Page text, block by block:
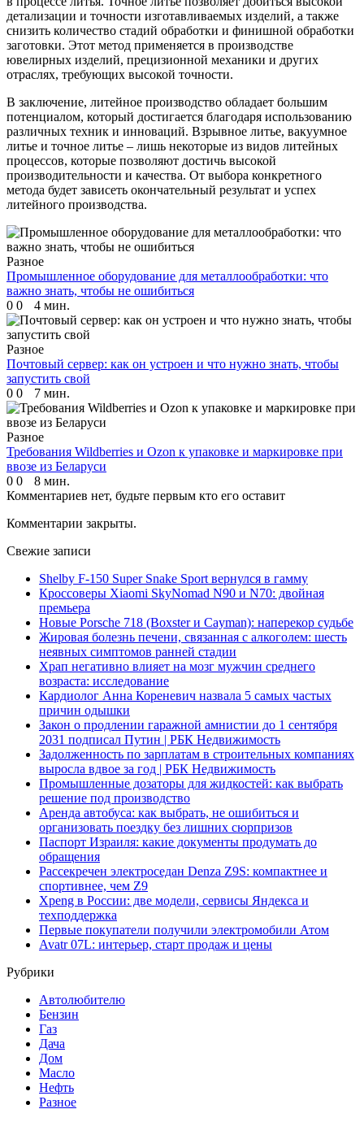
детализации и точности изготавливаемых изделий, а также
снизить количество стадий обработки и финишной обработки
заготовки. Этот метод применяется в производстве
ювелирных изделий, прецизионной механики и других
отраслях, требующих высокой точности.
В заключение, литейное производство обладает большим
потенциалом, который достигается благодаря использованию
различных техник и инноваций. Взрывное литье, вакуумное
литье и точное литье – лишь некоторые из видов литейных
процессов, которые позволяют достичь высокой
производительности и качества. От выбора конкретного
метода будет зависеть окончательный результат и успех
литейного производства.
Разное
Промышленное оборудование для металлообработки: что
важно знать, чтобы не ошибиться
0 0 4 мин.
Разное
Почтовый сервер: как он устроен и что нужно знать, чтобы
запустить свой
0 0 7 мин.
Разное
Требования Wildberries и Ozon к упаковке и маркировке при
ввозе из Беларуси
0 0
8 мин.
Комментариев нет, будьте первым кто его оставит
Комментарии закрыты.
Свежие записи
Shelby F-150 Super Snake Sport вернулся в гамму
Кроссоверы Xiaomi SkyNomad N90 и N70: двойная
премьера
Новые Porsche 718 (Boxster и Cayman): наперекор судьбе
Жировая болезнь печени, связанная с алкоголем: шесть
неявных симптомов ранней стадии
Храп негативно влияет на мозг мужчин среднего
возраста: исследование
Кардиолог Анна Кореневич назвала 5 самых частых
причин одышки
Закон о продлении гаражной амнистии до 1 сентября
2031 подписал Путин | РБК Недвижимость
Задолженность по зарплатам в строительных компаниях
выросла вдвое за год | РБК Недвижимость
Промышленные дозаторы для жидкостей: как выбрать
решение под производство
Аренда автобуса: как выбрать, не ошибиться и
организовать поездку без лишних сюрпризов
Паспорт Израиля: какие документы продумать до
обращения
Рассекречен электроседан Denza Z9S: компактнее и
спортивнее, чем Z9
Xpeng в России: две модели, сервисы Яндекса и
техподдержка
Первые покупатели получили электромобили Атом
Avatr 07L: интерьер, старт продаж и цены
Рубрики
Автолюбителю
Бензин
Газ
Дача
Дом
Масло
Нефть
Разное